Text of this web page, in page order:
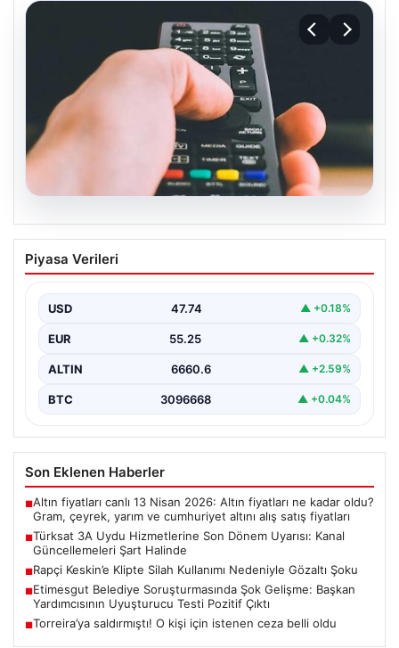
Türksat 3A Uydu Hizmetlerine Son
Dönem Uyarısı: Kanal Güncellemeleri
Türksat 3A uydusu, uzun yıllar boyunca Türkiye'nin
Piyasa Verileri
USD 47.74 ▲ +0.18%
EUR 55.25 ▲ +0.32%
ALTIN 6660.6 ▲ +2.59%
BTC 3096668 ▲ +0.04%
Son Eklenen Haberler
■Altın fiyatları canlı 13 Nisan 2026: Altın fiyatları ne kadar oldu?
Gram, çeyrek, yarım ve cumhuriyet altını alış satış fiyatları
■Türksat 3A Uydu Hizmetlerine Son Dönem Uyarısı: Kanal
Güncellemeleri Şart Halinde
■Rapçi Keskin’e Klipte Silah Kullanımı Nedeniyle Gözaltı Şoku
■Etimesgut Belediye Soruşturmasında Şok Gelişme: Başkan
Yardımcısının Uyuşturucu Testi Pozitif Çıktı
■Torreira’ya saldırmıştı! O kişi için istenen ceza belli oldu